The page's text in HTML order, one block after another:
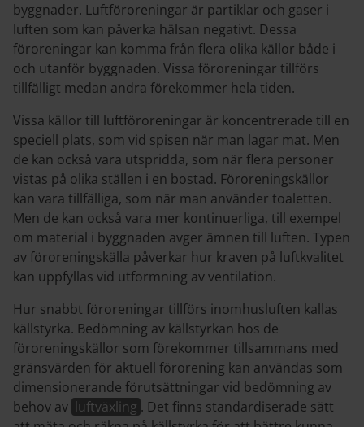
byggnader. Luftföroreningar är partiklar och gaser i
luften som kan påverka hälsan negativt. Dessa
föroreningar kan komma från flera olika källor både i
och utanför byggnaden. Vissa föroreningar tillförs
tillfälligt medan andra förekommer hela tiden.
Vissa källor till luftföroreningar är koncentrerade till en
speciell plats, som vid spisen när man lagar mat. Men
de kan också vara utspridda, som när flera personer
vistas på olika ställen i en bostad. Föroreningskällor
kan vara tillfälliga, som när man använder toaletten.
Men de kan också vara mer kontinuerliga, till exempel
om material i byggnaden avger ämnen till luften. Typen
av föroreningskälla påverkar hur kraven på luftkvalitet
kan uppfyllas vid utformning av ventilation.
Hur snabbt föroreningar tillförs inomhusluften kallas
källstyrka. Bedömning av källstyrkan hos de
föroreningskällor som förekommer tillsammans med
gränsvärden för aktuell förorening kan användas som
dimensionerande förutsättningar vid bedömning av
behov av luftväxling . Det finns standardiserade sätt